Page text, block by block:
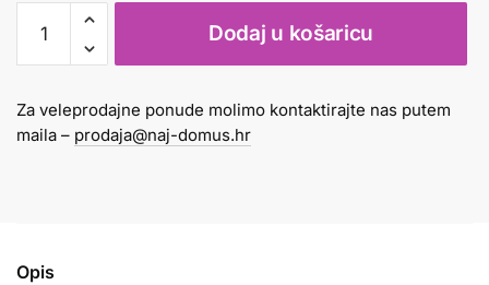
Fotokarton
70
100cm
300g
Dodaj u košaricu
Za veleprodajne ponude molimo kontaktirajte nas putem
maila – prodaja@naj-domus.hr
Opis